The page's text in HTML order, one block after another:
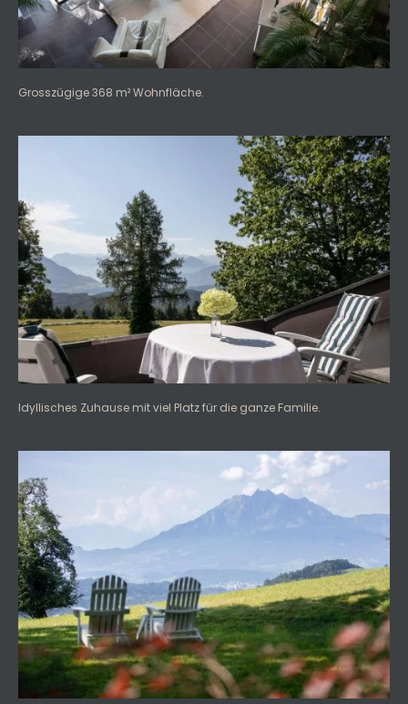
Grosszügige 368 m² Wohnfläche.
Idyllisches Zuhause mit viel Platz für die ganze Familie.